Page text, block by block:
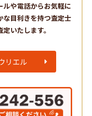
ルや電話からお気軽に
な目利きを持つ査定士
いたします。
リエル